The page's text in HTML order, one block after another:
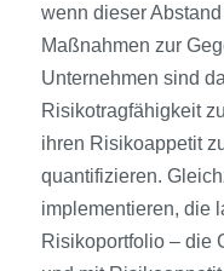
wenn dieser
Maßnahmen zur
Unternehmen sind
Risikotragfähigkeit
ihren Risikoappetit
quantifizieren.
implementieren, die
Risikoportfolio – die